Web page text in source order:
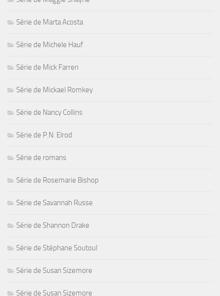
Série de Marta Acosta
Série de Michele Hauf
Série de Mick Farren
Série de Mickael Romkey
Série de Nancy Collins
Série de P.N. Elrod
Série de romans
Série de Rosemarie Bishop
Série de Savannah Russe
Série de Shannon Drake
Série de Stéphane Soutoul
Série de Susan Sizemore
Série de Susan Sizemore